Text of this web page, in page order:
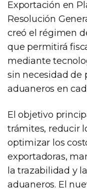
Exportación en
Resolución
creó el régimen
que permitirá
mediante
sin necesidad de
aduaneros en
El objetivo
trámites, reducir
optimizar los
exportadoras,
la trazabilidad y
aduaneros. El